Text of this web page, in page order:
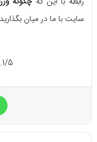
سایت با ما در میان
4.1/5 - (7